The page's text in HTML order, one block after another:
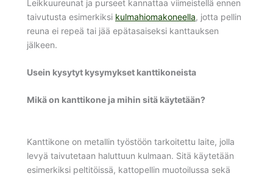
Leikkuureunat ja purseet kannattaa viimeistellä ennen
taivutusta esimerkiksi kulmahiomakoneella, jotta pellin
reuna ei repeä tai jää epätasaiseksi kanttauksen
jälkeen.
Usein kysytyt kysymykset kanttikoneista
Mikä on kanttikone ja mihin sitä käytetään?
Kanttikone on metallin työstöön tarkoitettu laite, jolla
levyä taivutetaan haluttuun kulmaan. Sitä käytetään
esimerkiksi peltitöissä, kattopellin muotoilussa sekä